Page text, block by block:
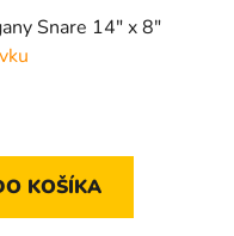
Snare 14" x 8"
KOŠÍKA